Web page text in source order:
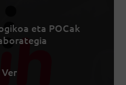
eta POCak
Ver